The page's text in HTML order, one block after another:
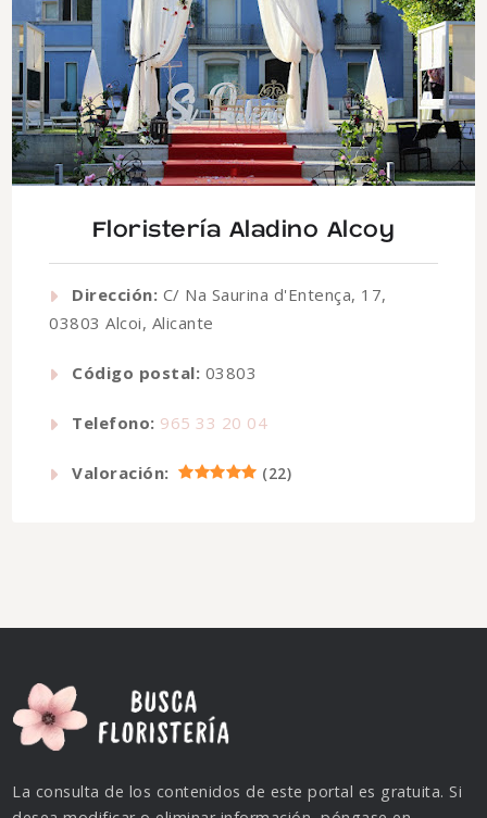
Floristería Aladino Alcoy
Dirección: C/ Na Saurina d'Entença, 17,
03803 Alcoi, Alicante
Código postal: 03803
Telefono: 965 33 20 04
Valoración: (22)
La consulta de los contenidos de este portal es gratuita. Si